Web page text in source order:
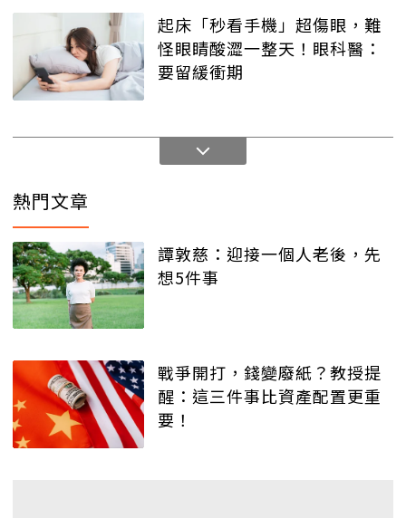
起床「秒看手機」超傷眼，難
怪眼睛酸澀一整天！眼科醫：
要留緩衝期
熱門文章
譚敦慈：迎接一個人老後，先
想5件事
戰爭開打，錢變廢紙？教授提
醒：這三件事比資產配置更重
要！